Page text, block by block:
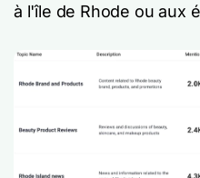
à l'île de Rhode ou aux